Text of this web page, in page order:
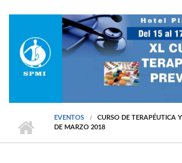
EVENTOS
CURSO DE TERAPÉUTICA
DE MARZO 2018